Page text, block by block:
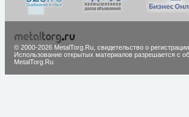
© 2000-2026 MetalTorg.Ru, cвидетельство о
Использование открытых материалов разрешается с
MetalTorg.Ru